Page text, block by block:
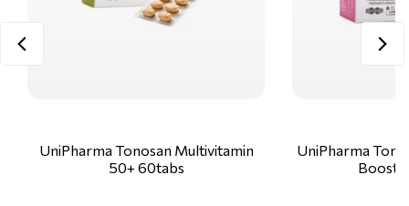
UniPharma Tonosan Multivitamin
50+ 60tabs
UniPharma